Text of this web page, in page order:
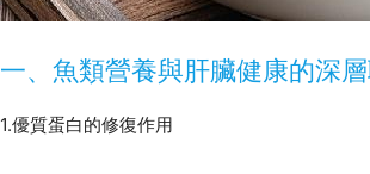
一、魚類營養與肝臟健康的深
1.優質蛋白的修復作用